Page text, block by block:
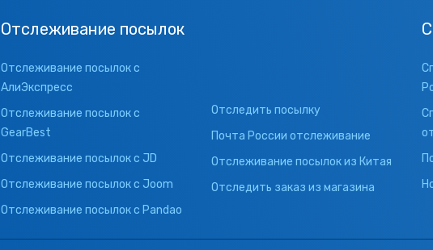
Отслеживание посылок
Отслеживание посылок с
АлиЭкспресс
Отслеживание посылок с
GearBest
Отслеживание посылок с JD
Отслеживание посылок с Joom
Отслеживание посылок с Pandao
Отследить посылку
Почта России отслеживание
Отслеживание посылок из Китая
Отследить заказ из магазина